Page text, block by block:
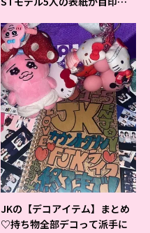
JKの【デコアイテム】まとめ
♡持ち物全部デコって派手に